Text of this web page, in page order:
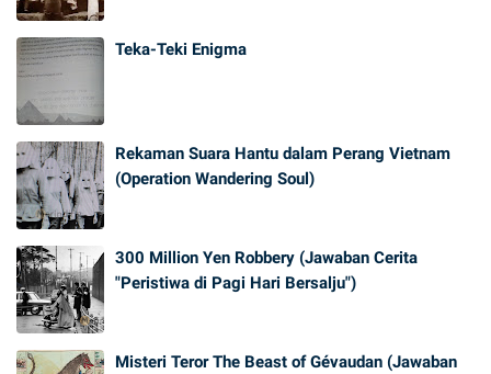
Teka-Teki Enigma
Rekaman Suara Hantu dalam Perang Vietnam
(Operation Wandering Soul)
300 Million Yen Robbery (Jawaban Cerita
"Peristiwa di Pagi Hari Bersalju")
Misteri Teror The Beast of Gévaudan (Jawaban